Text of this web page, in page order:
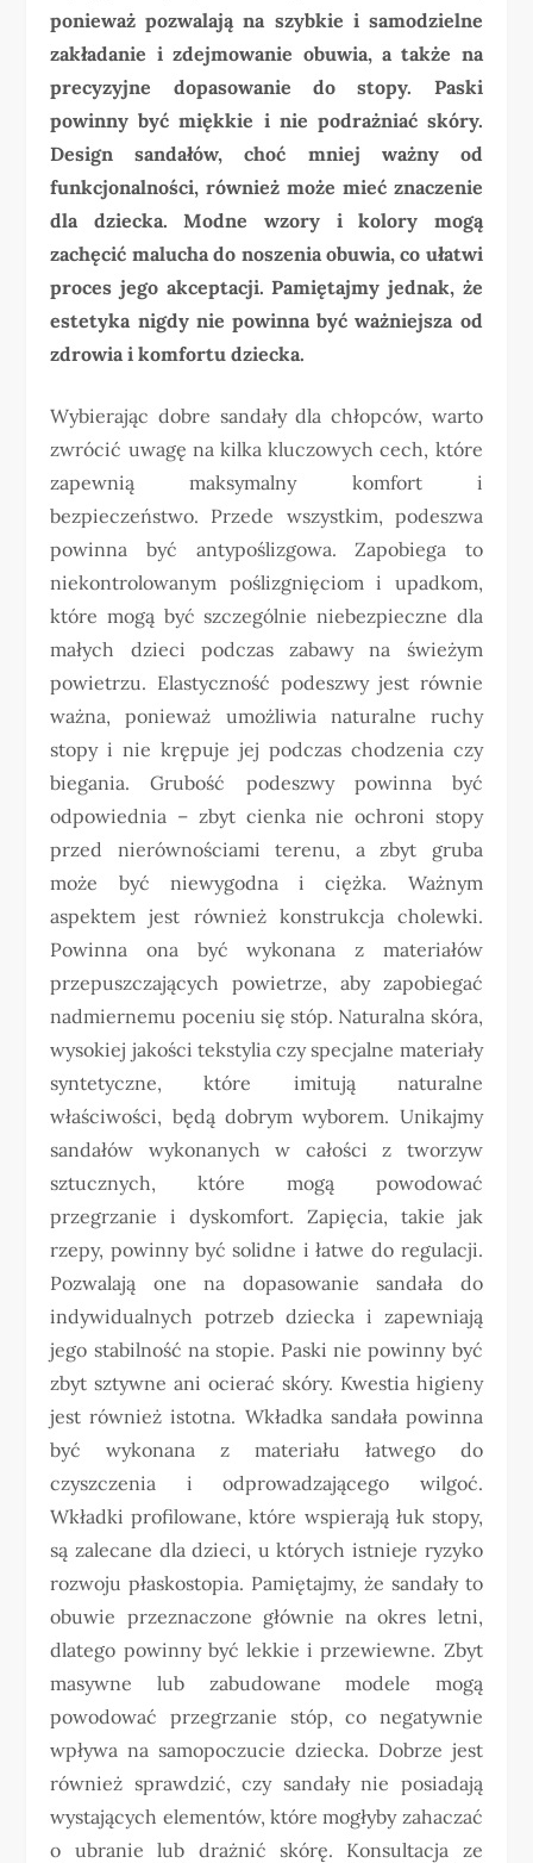
ponieważ pozwalają na szybkie i samodzielne
zakładanie i zdejmowanie obuwia, a także na
precyzyjne dopasowanie do stopy. Paski
powinny być miękkie i nie podrażniać skóry.
Design sandałów, choć mniej ważny od
funkcjonalności, również może mieć znaczenie
dla dziecka. Modne wzory i kolory mogą
zachęcić malucha do noszenia obuwia, co ułatwi
proces jego akceptacji. Pamiętajmy jednak, że
estetyka nigdy nie powinna być ważniejsza od
zdrowia i komfortu dziecka.
Wybierając dobre sandały dla chłopców, warto
zwrócić uwagę na kilka kluczowych cech, które
zapewnią maksymalny komfort i
bezpieczeństwo. Przede wszystkim, podeszwa
powinna być antypoślizgowa. Zapobiega to
niekontrolowanym poślizgnięciom i upadkom,
które mogą być szczególnie niebezpieczne dla
małych dzieci podczas zabawy na świeżym
powietrzu. Elastyczność podeszwy jest równie
ważna, ponieważ umożliwia naturalne ruchy
stopy i nie krępuje jej podczas chodzenia czy
biegania. Grubość podeszwy powinna być
odpowiednia – zbyt cienka nie ochroni stopy
przed nierównościami terenu, a zbyt gruba
może być niewygodna i ciężka. Ważnym
aspektem jest również konstrukcja cholewki.
Powinna ona być wykonana z materiałów
przepuszczających powietrze, aby zapobiegać
nadmiernemu poceniu się stóp. Naturalna skóra,
wysokiej jakości tekstylia czy specjalne materiały
syntetyczne, które imitują naturalne
właściwości, będą dobrym wyborem. Unikajmy
sandałów wykonanych w całości z tworzyw
sztucznych, które mogą powodować
przegrzanie i dyskomfort. Zapięcia, takie jak
rzepy, powinny być solidne i łatwe do regulacji.
Pozwalają one na dopasowanie sandała do
indywidualnych potrzeb dziecka i zapewniają
jego stabilność na stopie. Paski nie powinny być
zbyt sztywne ani ocierać skóry. Kwestia higieny
jest również istotna. Wkładka sandała powinna
być wykonana z materiału łatwego do
czyszczenia i odprowadzającego wilgoć.
Wkładki profilowane, które wspierają łuk stopy,
są zalecane dla dzieci, u których istnieje ryzyko
rozwoju płaskostopia. Pamiętajmy, że sandały to
obuwie przeznaczone głównie na okres letni,
dlatego powinny być lekkie i przewiewne. Zbyt
masywne lub zabudowane modele mogą
powodować przegrzanie stóp, co negatywnie
wpływa na samopoczucie dziecka. Dobrze jest
również sprawdzić, czy sandały nie posiadają
wystających elementów, które mogłyby zahaczać
o ubranie lub drażnić skórę. Konsultacja ze